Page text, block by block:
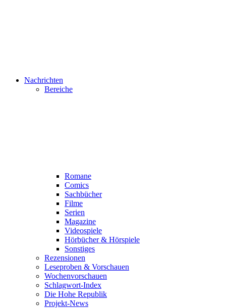
Nachrichten
Bereiche
Romane
Comics
Sachbücher
Filme
Serien
Magazine
Videospiele
Hörbücher & Hörspiele
Sonstiges
Rezensionen
Leseproben & Vorschauen
Wochenvorschauen
Schlagwort-Index
Die Hohe Republik
Projekt-News